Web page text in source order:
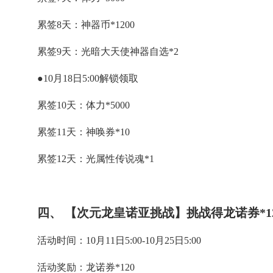
累签8天：神器币*1200
累签9天：光暗大天使神器自选*2
●10月18日5:00解锁领取
累签10天：体力*5000
累签11天：神唤券*10
累签12天：光属性传说魂*1
四、 【次元龙皇诺亚挑战】挑战得龙诺券
活动时间：10月11日5:00-10月25日5:00
活动奖励：龙诺券*120